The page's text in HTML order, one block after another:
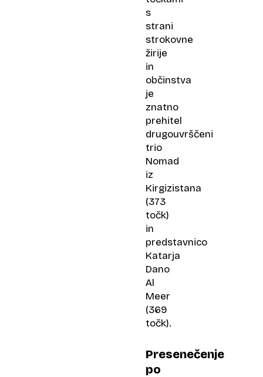
s
strani
strokovne
žirije
in
občinstva
je
znatno
prehitel
drugouvrščeni
trio
Nomad
iz
Kirgizistana
(373
točk)
in
predstavnico
Katarja
Dano
Al
Meer
(369
točk).
Presenečenje
po